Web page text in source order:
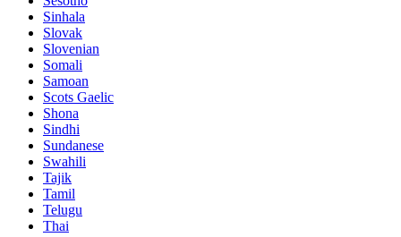
Sinhala
Slovak
Slovenian
Somali
Samoan
Scots Gaelic
Shona
Sindhi
Sundanese
Swahili
Tajik
Tamil
Telugu
Thai